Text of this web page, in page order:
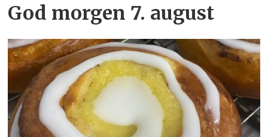
God morgen 7. august